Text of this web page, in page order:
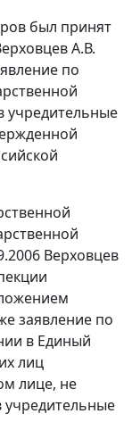
был принят
А.В.
по
учредительные
Верховцев
заявление по
в Единый
лиц
лице, не
учредительные